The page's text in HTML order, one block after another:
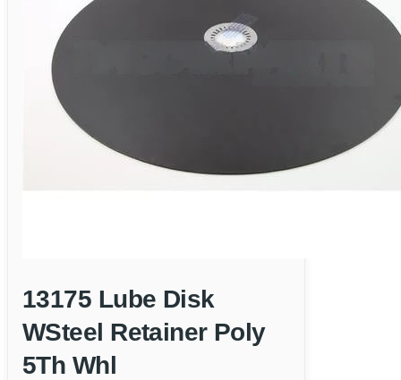
13175 Lube Disk
WSteel Retainer Poly
5Th Whl